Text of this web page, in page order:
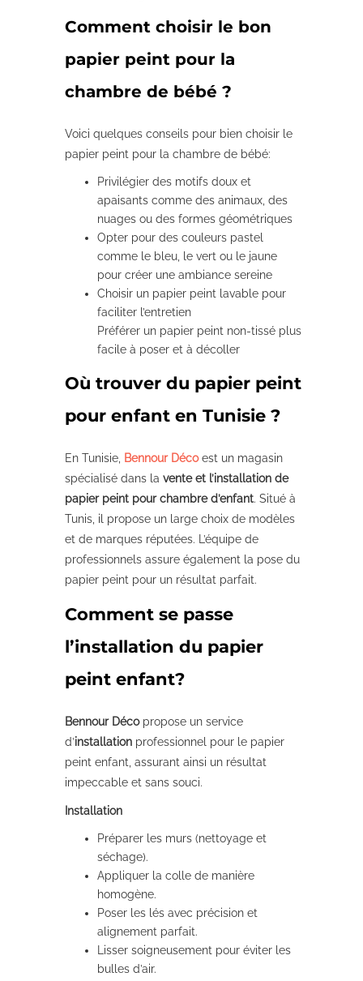
Comment choisir le bon
papier peint pour la
chambre de bébé ?
Voici quelques conseils pour bien choisir le
papier peint pour la chambre de bébé:
Privilégier des motifs doux et
apaisants comme des animaux, des
nuages ou des formes géométriques
Opter pour des couleurs pastel
comme le bleu, le vert ou le jaune
pour créer une ambiance sereine
Choisir un papier peint lavable pour
faciliter l’entretien
Préférer un papier peint non-tissé plus
facile à poser et à décoller
Où trouver du papier peint
pour enfant en Tunisie ?
En Tunisie, Bennour Décoest un magasin
spécialisé dans la vente et l’installation de
papier peint pour chambre d’enfant. Situé à
Tunis, il propose un large choix de modèles
et de marques réputées. L’équipe de
professionnels assure également la pose du
papier peint pour un résultat parfait.
Comment se passe
l’installation du papier
peint enfant?
Bennour Décopropose un service
d’installation professionnel pour le papier
peint enfant, assurant ainsi un résultat
impeccable et sans souci.
Installation
Préparer les murs (nettoyage et
séchage).
Appliquer la colle de manière
homogène.
Poser les lés avec précision et
alignement parfait.
Lisser soigneusement pour éviter les
bulles d’air.